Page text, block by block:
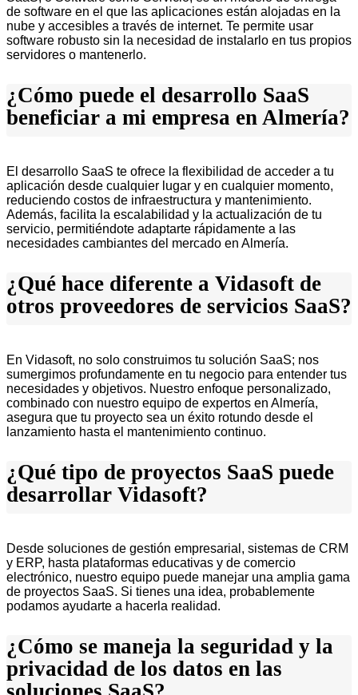
de software en el que las aplicaciones están alojadas en la
nube y accesibles a través de internet. Te permite usar
software robusto sin la necesidad de instalarlo en tus propios
servidores o mantenerlo.
¿Cómo puede el desarrollo SaaS
beneficiar a mi empresa en Almería?
El desarrollo SaaS te ofrece la flexibilidad de acceder a tu
aplicación desde cualquier lugar y en cualquier momento,
reduciendo costos de infraestructura y mantenimiento.
Además, facilita la escalabilidad y la actualización de tu
servicio, permitiéndote adaptarte rápidamente a las
necesidades cambiantes del mercado en Almería.
¿Qué hace diferente a Vidasoft de
otros proveedores de servicios SaaS?
En Vidasoft, no solo construimos tu solución SaaS; nos
sumergimos profundamente en tu negocio para entender tus
necesidades y objetivos. Nuestro enfoque personalizado,
combinado con nuestro equipo de expertos en Almería,
asegura que tu proyecto sea un éxito rotundo desde el
lanzamiento hasta el mantenimiento continuo.
¿Qué tipo de proyectos SaaS puede
desarrollar Vidasoft?
Desde soluciones de gestión empresarial, sistemas de CRM
y ERP, hasta plataformas educativas y de comercio
electrónico, nuestro equipo puede manejar una amplia gama
de proyectos SaaS. Si tienes una idea, probablemente
podamos ayudarte a hacerla realidad.
¿Cómo se maneja la seguridad y la
privacidad de los datos en las